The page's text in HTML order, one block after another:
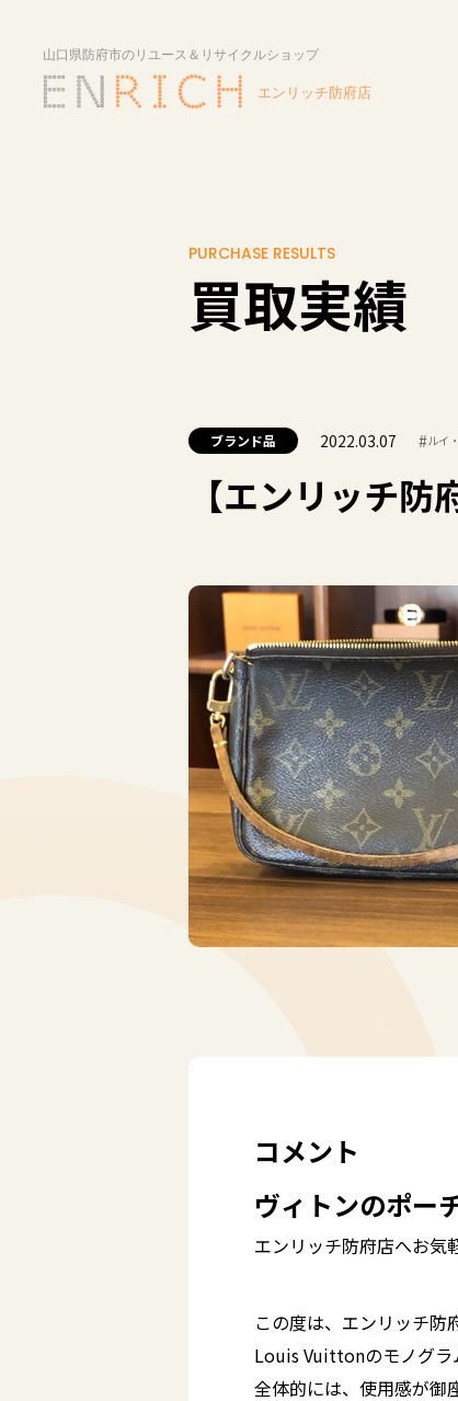
PURCHASE RESULTS
買取実績
ブランド品 2022.03.07 #ルイ
【エンリッチ
コメント
ヴィトンのポー
エンリッチ防府店へお
この度は、エンリッチ防
Louis Vuittonのモノグラ
全体的には、使用感が御